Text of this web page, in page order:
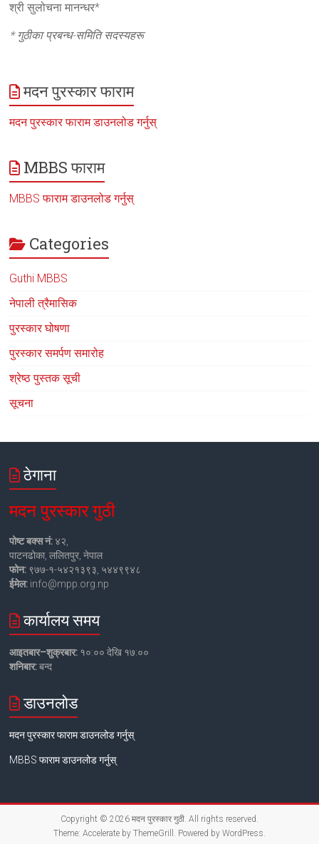
श्री सुलोचना मानन्धर*
* गुठीका प्रबन्ध-समिति सदस्यहरू
मदन पुरस्कार फाराम
मदन पुरस्कार फाराम डाउनलोड गर्नुस्
MBBS फाराम
MBBS फाराम डाउनलोड गर्नुस्
Categories
Guthi MBBS
नेपाली त्रैमासिक
पुरस्कार घोषणा
पुरस्कार समर्पण समारोह
श्रेष्ठ पुस्तक सूची
सूचना
ठेगाना
मदन पुरस्कार गुठी
पोष्ट बक्स नं: ४२,
पाटनढोका, ललितपुर, नेपाल
फोन: ९७७-१-५४२१३९३, ५४४९९४८
ईमेल: info@mpp.org.np
कार्यालय समय
आइतबार–शुक्रबार: १०:०० देखि १७:००
शनिबार:बन्द
डाउनलोड
मदन पुरस्कार फाराम डाउनलोड गर्नुस्
MBBS फाराम डाउनलोड गर्नुस्
Copyright © 2026 मदन पुरस्कार गुठी. All rights reserved.
Theme: Accelerateby ThemeGrill. Powered by WordPress.